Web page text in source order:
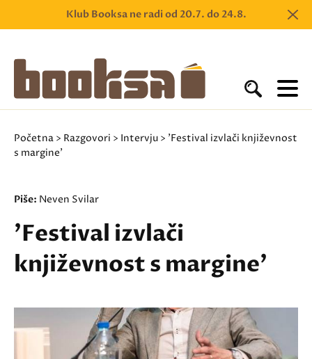
Klub Booksa ne radi od 20.7. do 24.8.
Početna > Razgovori > Intervju > 'Festival izvlači književnost
s margine'
Piše: Neven Svilar
'Festival izvlači
književnost s margine'